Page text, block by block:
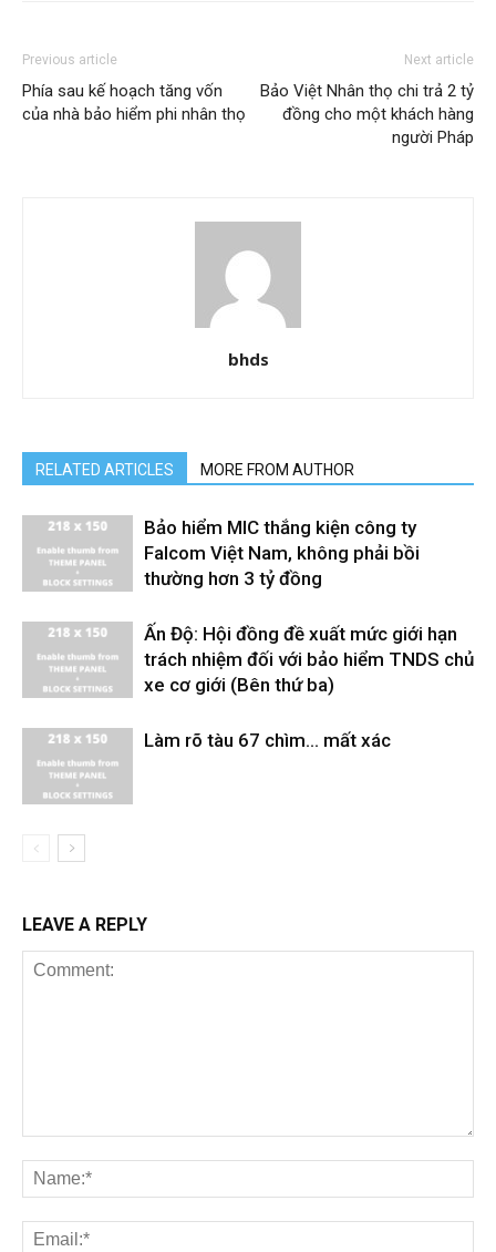
Previous article
Phía sau kế hoạch tăng vốn
của nhà bảo hiểm phi nhân thọ
Next article
Bảo Việt Nhân thọ chi trả 2 tỷ
đồng cho một khách hàng
người Pháp
bhds
RELATED ARTICLES MORE FROM AUTHOR
Bảo hiểm MIC thắng kiện công ty
Falcom Việt Nam, không phải bồi
thường hơn 3 tỷ đồng
Ấn Độ: Hội đồng đề xuất mức giới hạn
trách nhiệm đối với bảo hiểm TNDS chủ
xe cơ giới (Bên thứ ba)
Làm rõ tàu 67 chìm… mất xác
LEAVE A REPLY